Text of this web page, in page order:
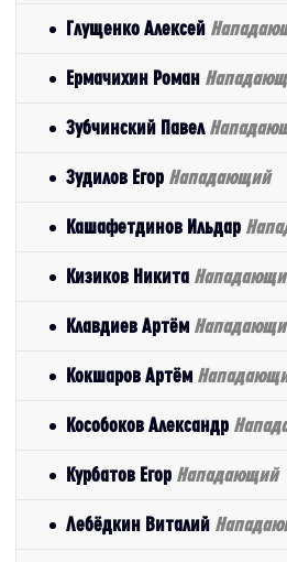
Глущенко Алексей
Ермачихин Роман
Зубчинский Павел
Зудилов Егор Нападающий
Кашафетдинов Ильдар
Кизиков Никита
Клавдиев Артём
Кокшаров Артём
Кособоков Александр
Курбатов Егор Нападающий
Лебёдкин Виталий